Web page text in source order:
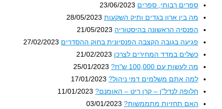
ספרים רבותי, ספרים 23/06/2023
מה בין ארון בגדים ותיק השקעות 28/05/2023
הפנסיה הראשונה בהיסטוריה 21/05/2023
פגיעה בגובה הקצבה הפנסיונית בחוק ההסדרים 27/02/2023
כשלים במדד המחירים לצרכן 21/02/2023
מה לעשות עם 100,000 ש"ח?
25/01/2023
למה אתם משלמים דמי ניהול? 17/01/2023
חלופה לנדל"ן – קרן ריט – האומנם? 11/01/2023
האם תחזיות מתממשות? 03/01/2023